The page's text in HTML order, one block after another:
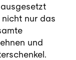
nur das
und